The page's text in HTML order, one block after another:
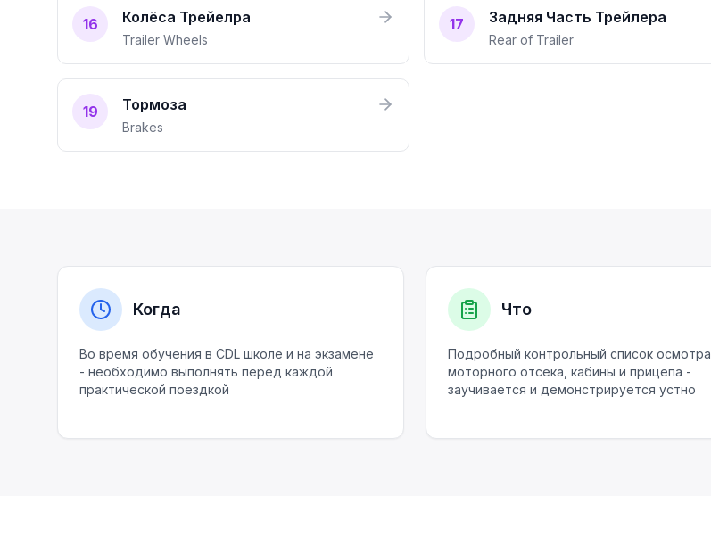
16 Колёса Трейелра
Trailer Wheels
17 Задняя Часть Трейлера
Rear of Trailer
19 Тормоза
Brakes
Когда
Во время обучения в CDL школе и на экзамене
- необходимо выполнять перед каждой
практической поездкой
Что
Подробный контрольный список осмотра
моторного отсека, кабины и прицепа -
заучивается и демонстрируется устно